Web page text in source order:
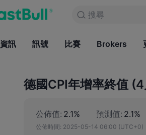
搜尋
資訊
搜尋
資訊 訊號 比賽 Brokers
德國CPI年增率終值
公佈值: 2.1% 預測值: 2.1%
公佈時間: 2025-05-14 06:00 (UTC+0)